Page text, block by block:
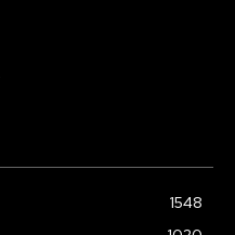
1548